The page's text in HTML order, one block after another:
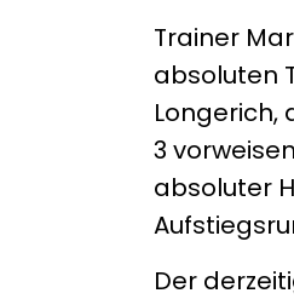
Trainer
absoluten
Longerich,
3
absoluter
Der